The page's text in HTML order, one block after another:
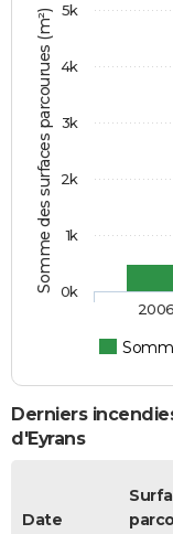
Somme des surfaces parcourues (m²)
2006
0k
1k
2k
3k
4k
5k
Derniers
d'Eyrans
Date